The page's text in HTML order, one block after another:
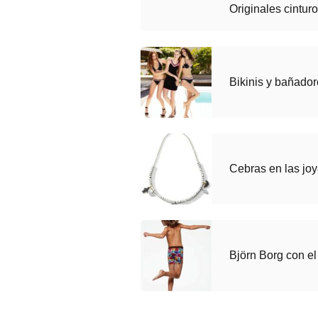
Originales
Bikinis y
Cebras en las
Björn Borg con